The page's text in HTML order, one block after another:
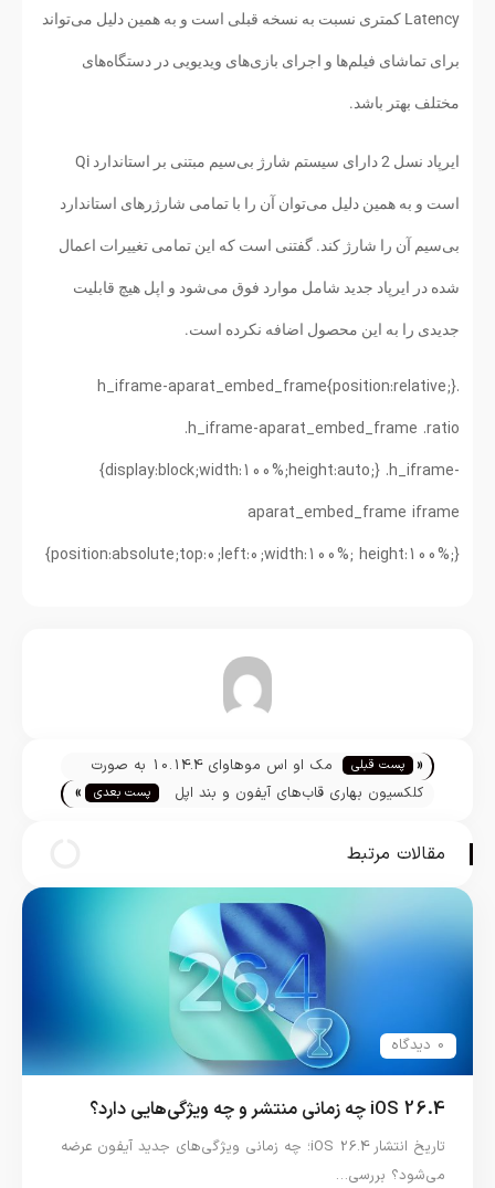
Latency کمتری نسبت به نسخه قبلی است و به همین دلیل می‌تواند
برای تماشای فیلم‌ها و اجرای بازی‌های ویدیویی در دستگاه‌های
مختلف بهتر باشد.
ایرپاد نسل 2 دارای سیستم شارژ بی‌سیم مبتنی بر استاندارد Qi
است و به همین دلیل می‌توان آن را با تمامی شارژرهای استاندارد
بی‌سیم آن را شارژ کند. گفتنی است که این تمامی تغییرات اعمال
شده در ایرپاد جدید شامل موارد فوق می‌شود و اپل هیچ قابلیت
جدیدی را به این محصول اضافه نکرده است.
.h_iframe-aparat_embed_frame{position:relative;}
.h_iframe-aparat_embed_frame .ratio
{display:block;width:100%;height:auto;} .h_iframe-
aparat_embed_frame iframe
{position:absolute;top:0;left:0;width:100%; height:100%;}
تیم تحریریه « پست قبلی
مک او اس موهاوای 10.14.4 به صورت
عمومی آماده عرضه شد
کلکسیون بهاری قاب‌های آیفون و بند اپل
پست بعدی »
مقالات مرتبط
0 دیدگاه
iOS 26.4 چه زمانی منتشر و چه ویژگی‌هایی دارد؟
تاریخ انتشار iOS 26.4؛ چه زمانی ویژگی‌های جدید آیفون عرضه
می‌شود؟ بررسی…